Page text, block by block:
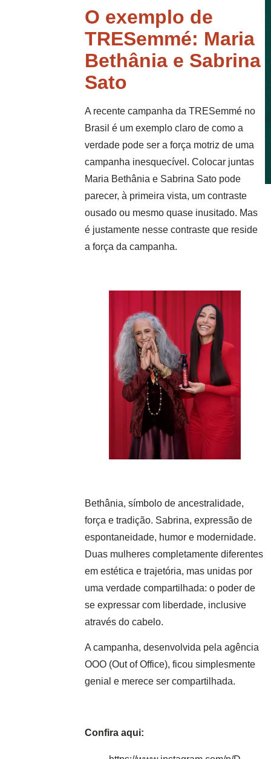
O exemplo de
TRESemmé: Maria
Bethânia e Sabrina
Sato
A recente campanha da TRESemmé no
Brasil é um exemplo claro de como a
verdade pode ser a força motriz de uma
campanha inesquecível. Colocar juntas
Maria Bethânia e Sabrina Sato pode
parecer, à primeira vista, um contraste
ousado ou mesmo quase inusitado. Mas
é justamente nesse contraste que reside
a força da campanha.
Bethânia, símbolo de ancestralidade,
força e tradição. Sabrina, expressão de
espontaneidade, humor e modernidade.
Duas mulheres completamente diferentes
em estética e trajetória, mas unidas por
uma verdade compartilhada: o poder de
se expressar com liberdade, inclusive
através do cabelo.
A campanha, desenvolvida pela agência
OOO (Out of Office), ficou simplesmente
genial e merece ser compartilhada.
Confira aqui: